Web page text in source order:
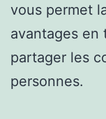
vous permet
avantages en
partager les
personnes.